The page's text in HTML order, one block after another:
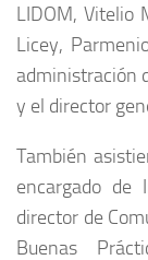
LIDOM, Vitelio
Licey,
administración
y el director
También
encargado de
director de
Buenas